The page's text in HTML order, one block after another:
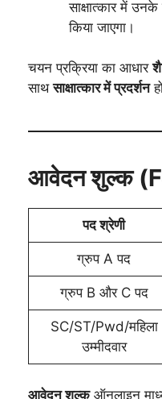
साक्षात्कार में
किया जाएगा।
चयन प्रक्रिया का आधार
साथसाक्षात्कार में प्रदर्शन
आवेदन शुल्क
पद श्रेणी
ग्रुप A पद
ग्रुप B और C पद
SC/ST/Pwd/महिला
उम्मीदवार
आवेदन शुल्कऑनलाइन